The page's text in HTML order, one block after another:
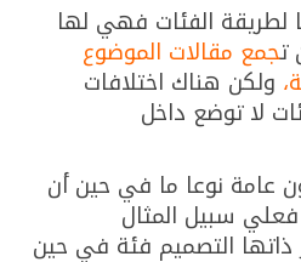
الفئات فهي لها
تجمع مقالات الموضوع
ولكن هناك اختلافات
لا توضع داخل
عامة نوعا ما في حين أن
سبيل المثال
التصميم فئة في حين